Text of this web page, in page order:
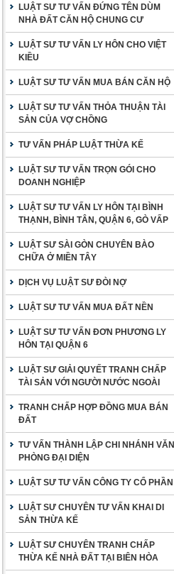
LUẬT SƯ TƯ VẤN ĐỨNG TÊN DÙM
NHÀ ĐẤT CĂN HỘ CHUNG CƯ
LUẬT SƯ TƯ VẤN LY HÔN CHO VIỆT
KIỀU
LUẬT SƯ TƯ VẤN MUA BÁN CĂN HỘ
LUẬT SƯ TƯ VẤN THỎA THUẬN TÀI
SẢN CỦA VỢ CHỒNG
TƯ VẤN PHÁP LUẬT THỪA KẾ
LUẬT SƯ TƯ VẤN TRỌN GÓI CHO
DOANH NGHIỆP
LUẬT SƯ TƯ VẤN LY HÔN TẠI BÌNH
THẠNH, BÌNH TÂN, QUẬN 6, GÒ VẤP
LUẬT SƯ SÀI GÒN CHUYÊN BÀO
CHỮA Ở MIỀN TÂY
DỊCH VỤ LUẬT SƯ ĐÒI NỢ
LUẬT SƯ TƯ VẤN MUA ĐẤT NỀN
LUẬT SƯ TƯ VẤN ĐƠN PHƯƠNG LY
HÔN TẠI QUẬN 6
LUẬT SƯ GIẢI QUYẾT TRANH CHẤP
TÀI SẢN VỚI NGƯỜI NƯỚC NGOÀI
TRANH CHẤP HỢP ĐỒNG MUA BÁN
ĐẤT
TƯ VẤN THÀNH LẬP CHI NHÁNH VĂN
PHÒNG ĐẠI DIỆN
LUẬT SƯ TƯ VẤN CÔNG TY CỔ PHẦN
LUẬT SƯ CHUYÊN TƯ VẤN KHAI DI
SẢN THỪA KẾ
LUẬT SƯ CHUYÊN TRANH CHẤP
THỪA KẾ NHÀ ĐẤT TẠI BIÊN HÒA